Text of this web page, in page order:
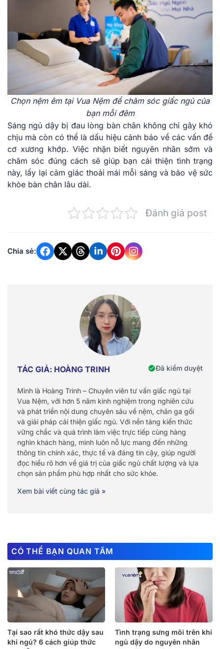
Chọn nệm êm tại Vua Nệm để chăm sóc giấc ngủ của
bạn mỗi đêm
Sáng ngủ dậy bị đau lòng bàn chân không chỉ gây khó
chịu mà còn có thể là dấu hiệu cảnh báo về các vấn đề
cơ xương khớp. Việc nhận biết nguyên nhân sớm và
chăm sóc đúng cách sẽ giúp bạn cải thiện tình trạng
này, lấy lại cảm giác thoải mái mỗi sáng và bảo vệ sức
khỏe bàn chân lâu dài.
Đánh giá post
Chia sẻ:
TÁC GIẢ: HOÀNG TRINH Đã kiểm duyệt
Mình là Hoàng Trinh – Chuyên viên tư vấn giấc ngủ tại
Vua Nệm, với hơn 5 năm kinh nghiệm trong nghiên cứu
và phát triển nội dung chuyên sâu về nệm, chăn ga gối
và giải pháp cải thiện giấc ngủ. Với nền tảng kiến thức
vững chắc và quá trình làm việc trực tiếp cùng hàng
nghìn khách hàng, mình luôn nỗ lực mang đến những
thông tin chính xác, thực tế và đáng tin cậy, giúp người
đọc hiểu rõ hơn về giá trị của giấc ngủ chất lượng và lựa
chọn sản phẩm phù hợp nhất cho sức khỏe.
Xem bài viết cùng tác giả »
CÓ THỂ BẠN QUAN TÂM
Tại sao rất khó thức dậy sau
khi ngủ? 6 cách giúp thức
Tình trạng sưng môi trên khi
ngủ dậy do nguyên nhân